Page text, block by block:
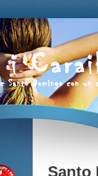
Santo